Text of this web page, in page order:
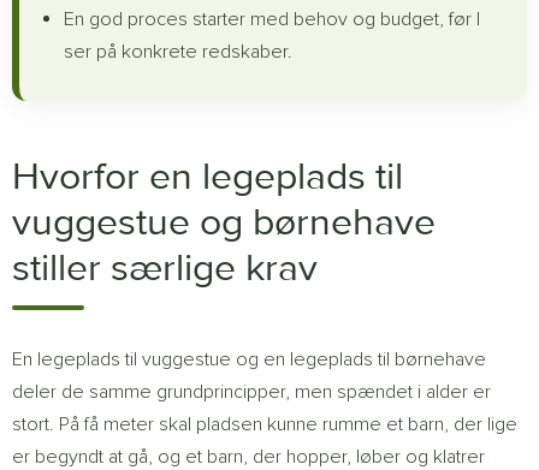
En god proces starter med behov og budget, før I
ser på konkrete redskaber.
Hvorfor en legeplads til
vuggestue og børnehave
stiller særlige krav
En legeplads til vuggestue og en legeplads til børnehave
deler de samme grundprincipper, men spændet i alder er
stort. På få meter skal pladsen kunne rumme et barn, der lige
er begyndt at gå, og et barn, der hopper, løber og klatrer